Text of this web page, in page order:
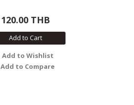
120.00 THB
Add to Cart
Add to Wishlist
Add to Compare